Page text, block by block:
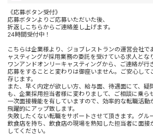
《応募ボタン受付》
応募ボタンよりご応募いただいた後、
折返しこちらからご連絡差し上げます。
24時間受付中！
こちらは企業様より、ジョブレストランの運営会社で
ャスティングが採用業務の委託を受けている求人とな
ワンアンドオンリーキャスティングから、ご連絡が行
応募をすることと変わりは御座いません。ご安心して
存じます。
また、早く内定が欲しい方、給与面、待遇面にて、疑
も、企業採用担当者様に変わりまして、ご相談に乗ら
一次面接機能を有していますので、効率的な転職活動
飛躍的にアップ致します。
失敗したくない転職をサポートさせて頂きます。グル
飲食店を持ち、飲食店の現場を熟知した担当者に面接
してください。